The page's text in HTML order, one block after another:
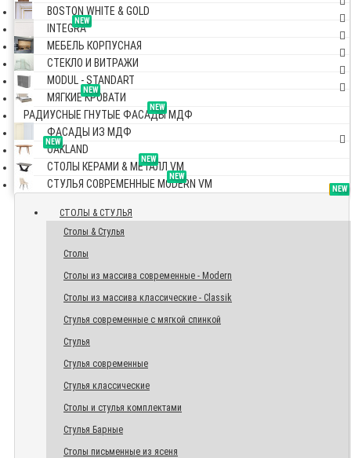
BOSTON WHITE & GOLD
NEW
INTEGRA
МЕБЕЛЬ КОРПУСНАЯ
СТЕКЛО И ВИТРАЖИ
MODUL - STANDART
NEW
МЯГКИЕ КРОВАТИ
NEW
РАДИУСНЫЕ ГНУТЫЕ ФАСАДЫ МДФ
ФАСАДЫ ИЗ МДФ
NEW
OAKLAND
NEW
СТОЛЫ КЕРАМИ & МЕТАЛЛ VM
NEW
СТУЛЬЯ СОВРЕМЕННЫЕ MODERN VM TOP
СТОЛЫ & СТУЛЬЯ
Столы & Стулья
Столы
Столы из массива современные - Modern
Столы из массива классические - Classik
Стулья современные с мягкой спинкой
Стулья
Стулья современные
Стулья классические
Столы и стулья комплектами
Стулья Барные
Столы письменные из ясеня
NEW
NEW
NEW